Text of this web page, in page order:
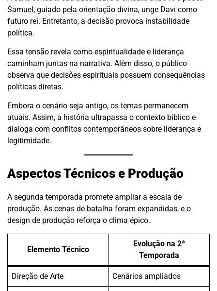
Samuel, guiado pela orientação divina, unge Davi como
futuro rei. Entretanto, a decisão provoca instabilidade
política.
Essa tensão revela como espiritualidade e liderança
caminham juntas na narrativa. Além disso, o público
observa que decisões espirituais possuem consequências
políticas diretas.
Embora o cenário seja antigo, os temas permanecem
atuais. Assim, a história ultrapassa o contexto bíblico e
dialoga com conflitos contemporâneos sobre liderança e
legitimidade.
Aspectos Técnicos e Produção
A segunda temporada promete ampliar a escala de
produção. As cenas de batalha foram expandidas, e o
design de produção reforça o clima épico.
Elemento Técnico
Evolução na 2ª
Temporada
Direção de Arte Cenários ampliados